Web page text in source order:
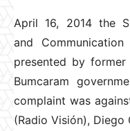
April 16, 2014 the
and
presented by former
Bumcaram
complaint was
(Radio Visión),